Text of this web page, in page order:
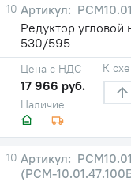
10
Редуктор
530/595
Наличие
Цена с НДС
17 966 руб.
К
10
(РСМ-